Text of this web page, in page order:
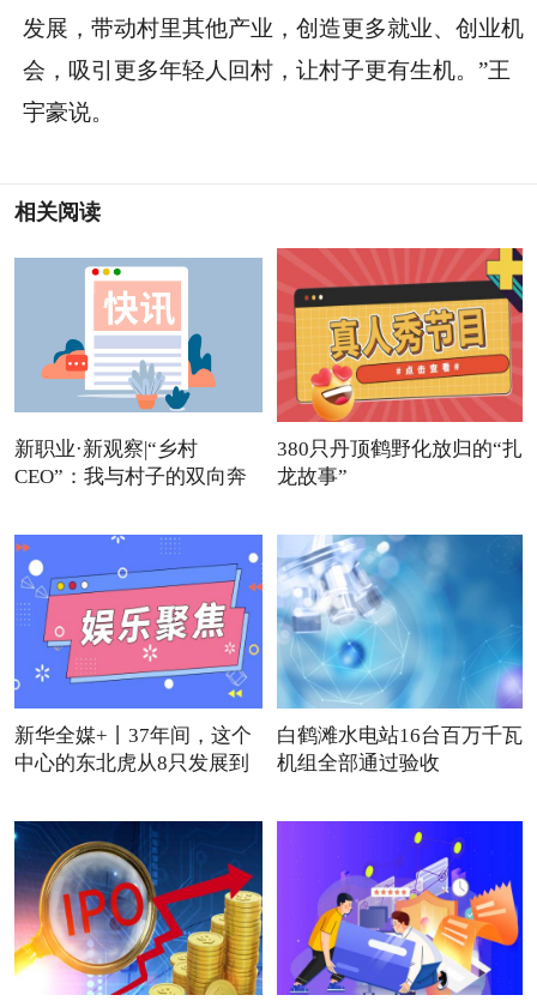
发展，带动村里其他产业，创造更多就业、创业机
会，吸引更多年轻人回村，让村子更有生机。”王
宇豪说。
相关阅读
新职业·新观察|“乡村
CEO”：我与村子的双向奔
380只丹顶鹤野化放归的“扎
龙故事”
新华全媒+丨37年间，这个
中心的东北虎从8只发展到
白鹤滩水电站16台百万千瓦
机组全部通过验收